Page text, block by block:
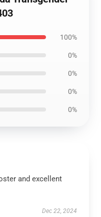
100%
0%
0%
0%
0%
and excellent
Dec 22, 2024